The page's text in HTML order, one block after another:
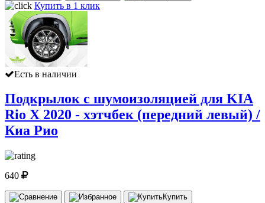
Купить в 1 клик
Есть в наличии
Подкрылок с шумоизоляцией для KIA
Rio X 2020 - хэтчбек (передний левый) /
Киа Рио
640
Купить